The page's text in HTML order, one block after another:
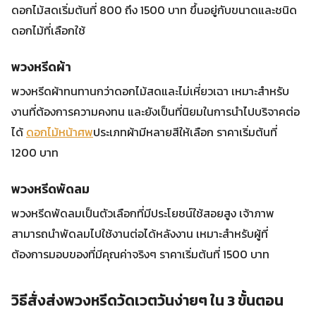
ดอกไม้สดเริ่มต้นที่ 800 ถึง 1500 บาท ขึ้นอยู่กับขนาดและชนิด
ดอกไม้ที่เลือกใช้
พวงหรีดผ้า
พวงหรีดผ้าทนทานกว่าดอกไม้สดและไม่เหี่ยวเฉา เหมาะสำหรับ
งานที่ต้องการความคงทน และยังเป็นที่นิยมในการนำไปบริจาคต่อ
ได้ ดอกไม้หน้าศพประเภทผ้ามีหลายสีให้เลือก ราคาเริ่มต้นที่
1200 บาท
พวงหรีดพัดลม
พวงหรีดพัดลมเป็นตัวเลือกที่มีประโยชน์ใช้สอยสูง เจ้าภาพ
สามารถนำพัดลมไปใช้งานต่อได้หลังงาน เหมาะสำหรับผู้ที่
ต้องการมอบของที่มีคุณค่าจริงๆ ราคาเริ่มต้นที่ 1500 บาท
วิธีสั่งส่งพวงหรีดวัดเวตวันง่ายๆ ใน 3 ขั้นตอน